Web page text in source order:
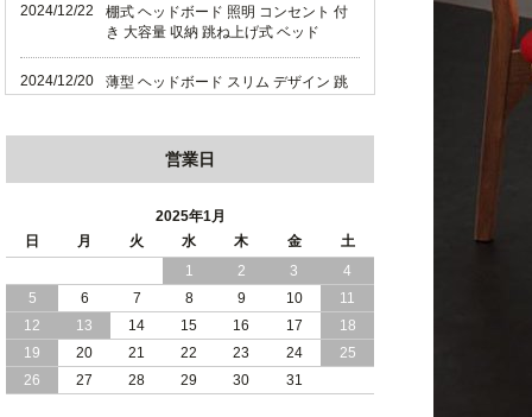
2024/12/22
棚式 ヘッドボード 照明 コンセント 付
き 大容量 収納 跳ね上げ式 ベッド
2024/12/20
薄型 ヘッドボード スリム デザイン 跳
薄型 ヘッドボード スリム デザイン 跳
2024/12/17
便利な 棚 モダンライト コンセント 付
き 大容量 収納 リフトアップ ベッド 横
開き 日本製
2024/11/07
便利な 棚 モダンライト コンセント 付
き 大容量 収納 リフトアップ 縦開き 日
本製 ベッド
営業日
2025年1月
日
月 火 水 木 金
土
1
2 3
4
5
6 7 8 9 10
11
12
13 14 15 16 17
18
19
20 21 22 23 24
25
26
27 28 29 30 31